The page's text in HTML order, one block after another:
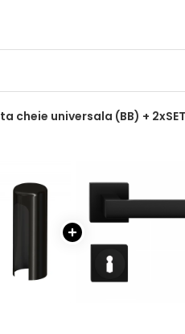
cheie universala (BB) +